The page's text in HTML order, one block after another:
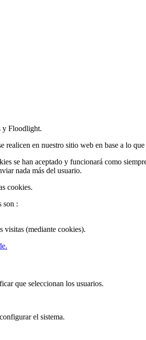
y Floodlight.
en nuestro sitio web en base a lo
se han aceptado y funcionará como
nada más del usuario.
cookies.
son :
visitas (mediante cookies).
que seleccionan los usuarios.
el sistema.